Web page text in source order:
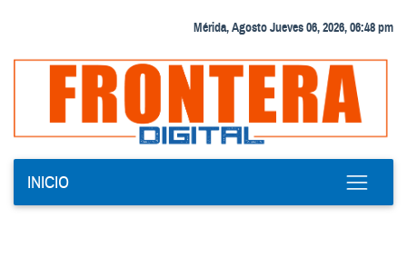
Mérida, Agosto Jueves 06, 2026, 06:48 pm
INICIO